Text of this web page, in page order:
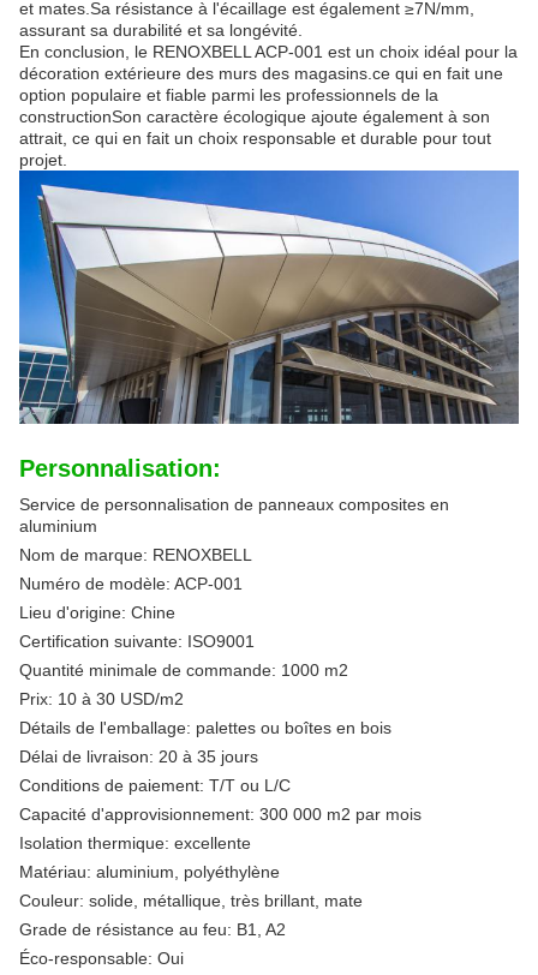
et mates.Sa résistance à l'écaillage est également ≥7N/mm,
assurant sa durabilité et sa longévité.
En conclusion, le RENOXBELL ACP-001 est un choix idéal pour la
décoration extérieure des murs des magasins.ce qui en fait une
option populaire et fiable parmi les professionnels de la
constructionSon caractère écologique ajoute également à son
attrait, ce qui en fait un choix responsable et durable pour tout
projet.
Personnalisation:
Service de personnalisation de panneaux composites en
aluminium
Nom de marque: RENOXBELL
Numéro de modèle: ACP-001
Lieu d'origine: Chine
Certification suivante: ISO9001
Quantité minimale de commande: 1000 m2
Prix: 10 à 30 USD/m2
Détails de l'emballage: palettes ou boîtes en bois
Délai de livraison: 20 à 35 jours
Conditions de paiement: T/T ou L/C
Capacité d'approvisionnement: 300 000 m2 par mois
Isolation thermique: excellente
Matériau: aluminium, polyéthylène
Couleur: solide, métallique, très brillant, mate
Grade de résistance au feu: B1, A2
Éco-responsable: Oui